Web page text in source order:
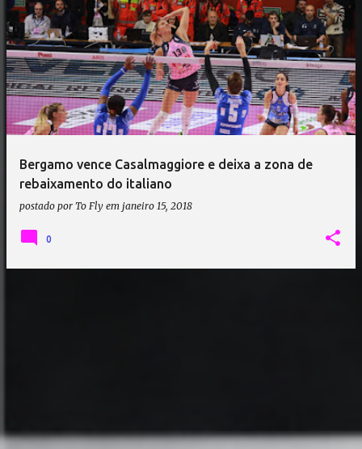
Bergamo vence Casalmaggiore e deixa a zona de
rebaixamento do italiano
postado por To Fly em janeiro 15, 2018
0